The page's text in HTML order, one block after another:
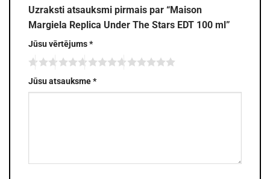
Uzraksti atsauksmi pirmais par “Maison
Margiela Replica Under The Stars EDT 100 ml”
Jūsu vērtējums*
Jūsu atsauksme*